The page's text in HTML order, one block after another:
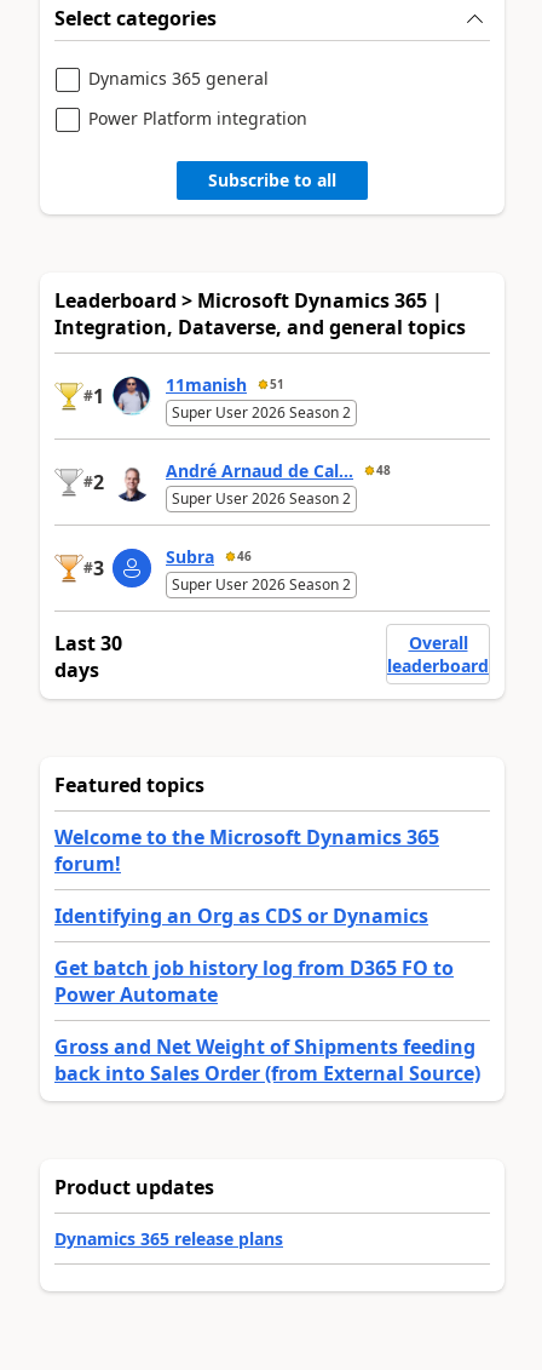
Select categories
Dynamics 365 general
Power Platform integration
Subscribe to all
Leaderboard > Microsoft Dynamics 365 |
Integration, Dataverse, and general topics
#1 11manish 51
Super User 2026 Season 2
#2 André Arnaud de Cal... 48
Super User 2026 Season 2
#3 Subra 46
Super User 2026 Season 2
Last 30
days
Overall
leaderboard
Featured topics
Welcome to the Microsoft Dynamics 365
forum!
Identifying an Org as CDS or Dynamics
Get batch job history log from D365 FO to
Power Automate
Gross and Net Weight of Shipments feeding
back into Sales Order (from External Source)
Product updates
Dynamics 365 release plans